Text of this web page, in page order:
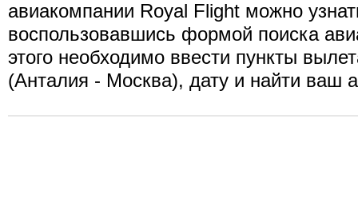
авиакомпании Royal Flight можно
воспользовавшись формой поиска
этого необходимо ввести пункты
(Анталия - Москва), дату и найти ваш